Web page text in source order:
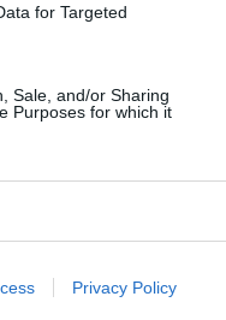
for Targeted
Sale, and/or Sharing
Purposes for which it
Privacy Policy